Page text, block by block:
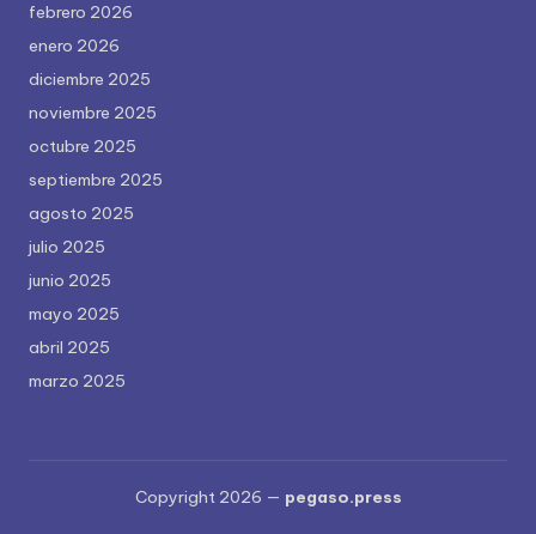
febrero 2026
enero 2026
diciembre 2025
noviembre 2025
octubre 2025
septiembre 2025
agosto 2025
julio 2025
junio 2025
mayo 2025
abril 2025
marzo 2025
Copyright 2026 — pegaso.press